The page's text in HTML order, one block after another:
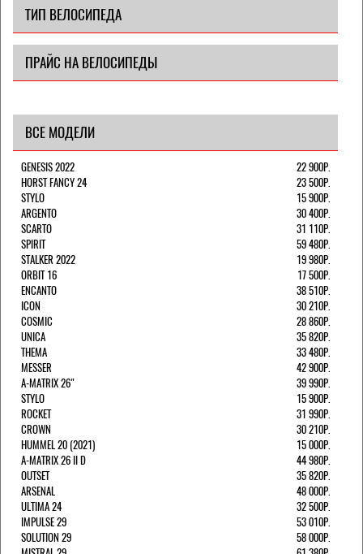
ТИП ВЕЛОСИПЕДА
ПРАЙС НА ВЕЛОСИПЕДЫ
ВСЕ МОДЕЛИ
GENESIS 2022
22 900Р.
HORST FANCY 24
23 500Р.
STYLO
15 900Р.
ARGENTO
30 400Р.
SCARTO
31 110Р.
SPIRIT
59 480Р.
STALKER 2022
19 980Р.
ORBIT 16
17 500Р.
ENCANTO
38 510Р.
ICON
30 210Р.
COSMIC
28 860Р.
UNICA
35 820Р.
THEMA
33 480Р.
MESSER
42 900Р.
A-MATRIX 26"
39 990Р.
STYLO
15 900Р.
ROCKET
31 990Р.
CROWN
30 210Р.
HUMMEL 20 (2021)
15 000Р.
A-MATRIX 26 II D
44 980Р.
OUTSET
35 820Р.
ARSENAL
48 000Р.
ULTIMA 24
32 500Р.
IMPULSE 29
53 010Р.
SOLUTION 29
58 000Р.